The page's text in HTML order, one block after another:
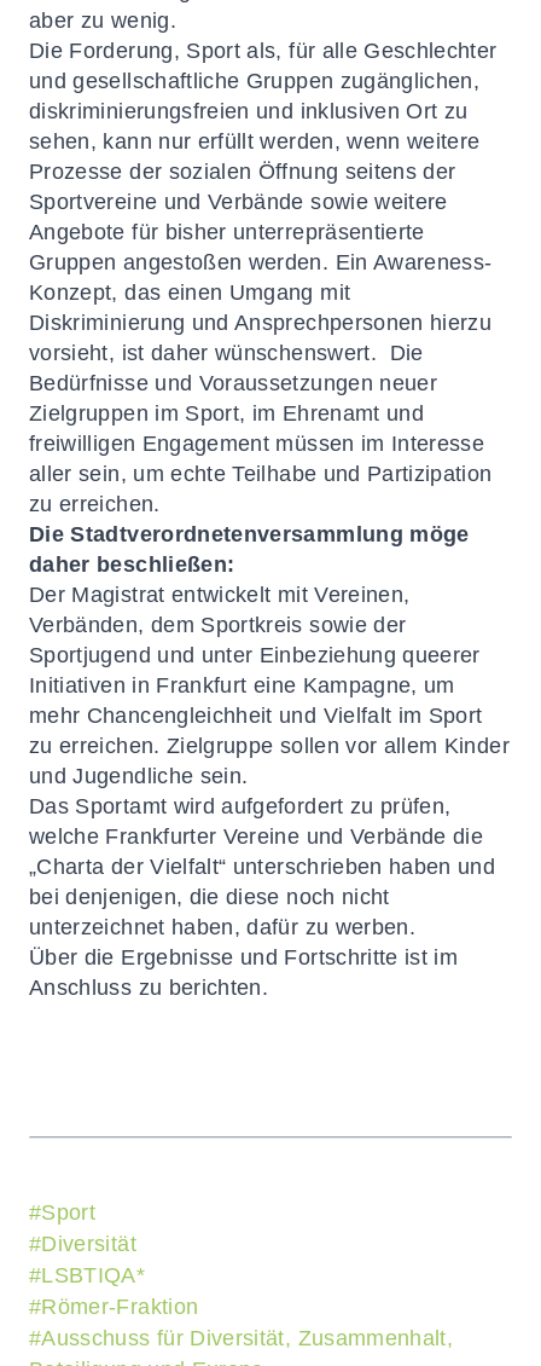
aber zu wenig.
Die Forderung, Sport als, für alle Geschlechter
und gesellschaftliche Gruppen zugänglichen,
diskriminierungsfreien und inklusiven Ort zu
sehen, kann nur erfüllt werden, wenn weitere
Prozesse der sozialen Öffnung seitens der
Sportvereine und Verbände sowie weitere
Angebote für bisher unterrepräsentierte
Gruppen angestoßen werden. Ein Awareness-
Konzept, das einen Umgang mit
Diskriminierung und Ansprechpersonen hierzu
vorsieht, ist daher wünschenswert. Die
Bedürfnisse und Voraussetzungen neuer
Zielgruppen im Sport, im Ehrenamt und
freiwilligen Engagement müssen im Interesse
aller sein, um echte Teilhabe und Partizipation
zu erreichen.
Die Stadtverordnetenversammlung möge
daher beschließen:
Der Magistrat entwickelt mit Vereinen,
Verbänden, dem Sportkreis sowie der
Sportjugend und unter Einbeziehung queerer
Initiativen in Frankfurt eine Kampagne, um
mehr Chancengleichheit und Vielfalt im Sport
zu erreichen. Zielgruppe sollen vor allem Kinder
und Jugendliche sein.
Das Sportamt wird aufgefordert zu prüfen,
welche Frankfurter Vereine und Verbände die
„Charta der Vielfalt“ unterschrieben haben und
bei denjenigen, die diese noch nicht
unterzeichnet haben, dafür zu werben.
Über die Ergebnisse und Fortschritte ist im
Anschluss zu berichten.
#Sport
#Diversität
#LSBTIQA*
#Römer-Fraktion
#Ausschuss für Diversität, Zusammenhalt,